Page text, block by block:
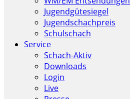
Jugendgütesiegel
Jugendschachpreis
Schulschach
Service
Schach-Aktiv
Downloads
Login
Live